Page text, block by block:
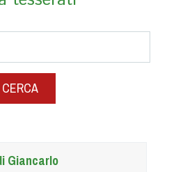
CERCA
Giancarlo
Circolari
Assicurazione
Convenzioni
Albo Fornitori